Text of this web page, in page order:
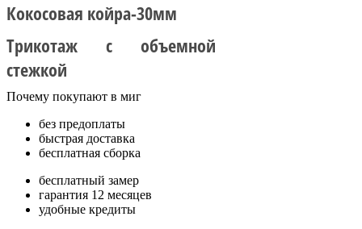
Кокосовая койра-30мм
Трикотаж с объемной
стежкой
Почему покупают в миг
без предоплаты
быстрая доставка
бесплатная сборка
бесплатный замер
гарантия 12 месяцев
удобные кредиты